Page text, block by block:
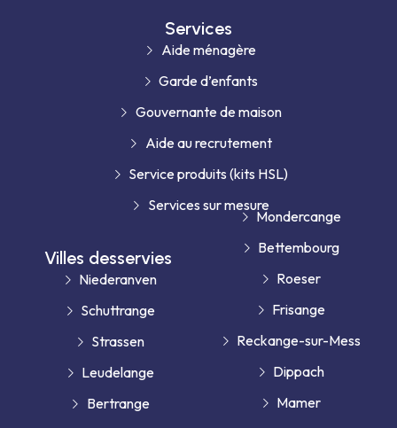
Services
Aide ménagère
Garde d’enfants
Gouvernante de maison
Aide au recrutement
Service produits (kits HSL)
Services sur mesure
Villes desservies
Niederanven
Schuttrange
Strassen
Leudelange
Bertrange
Mondercange
Bettembourg
Roeser
Frisange
Reckange-sur-Mess
Dippach
Mamer